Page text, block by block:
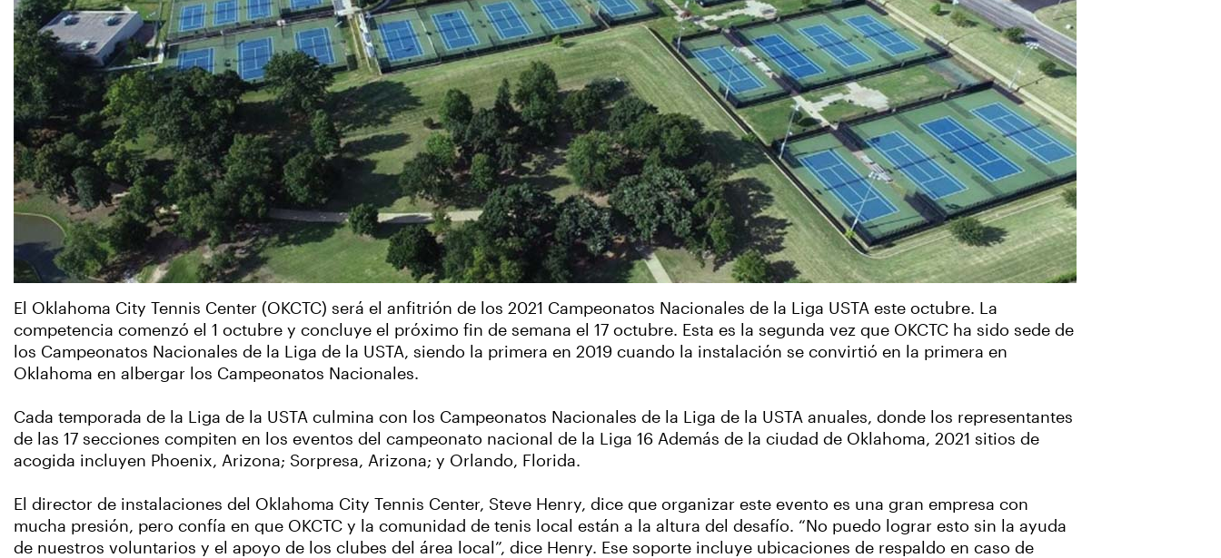
El Oklahoma City Tennis Center (OKCTC) será el anfitrión de los 2021 Campeonatos Nacionales de la Liga USTA este octubre. La
competencia comenzó el 1 octubre y concluye el próximo fin de semana el 17 octubre. Esta es la segunda vez que OKCTC ha sido sede de
los Campeonatos Nacionales de la Liga de la USTA, siendo la primera en 2019 cuando la instalación se convirtió en la primera en
Oklahoma en albergar los Campeonatos Nacionales.
Cada temporada de la Liga de la USTA culmina con los Campeonatos Nacionales de la Liga de la USTA anuales, donde los representantes
de las 17 secciones compiten en los eventos del campeonato nacional de la Liga 16 Además de la ciudad de Oklahoma, 2021 sitios de
acogida incluyen Phoenix, Arizona; Sorpresa, Arizona; y Orlando, Florida.
El director de instalaciones del Oklahoma City Tennis Center, Steve Henry, dice que organizar este evento es una gran empresa con
mucha presión, pero confía en que OKCTC y la comunidad de tenis local están a la altura del desafío. “No puedo lograr esto sin la ayuda
de nuestros voluntarios y el apoyo de los clubes del área local”, dice Henry. Ese soporte incluye ubicaciones de respaldo en caso de